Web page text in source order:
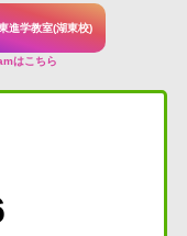
進学教室(湖東校)
はこちら